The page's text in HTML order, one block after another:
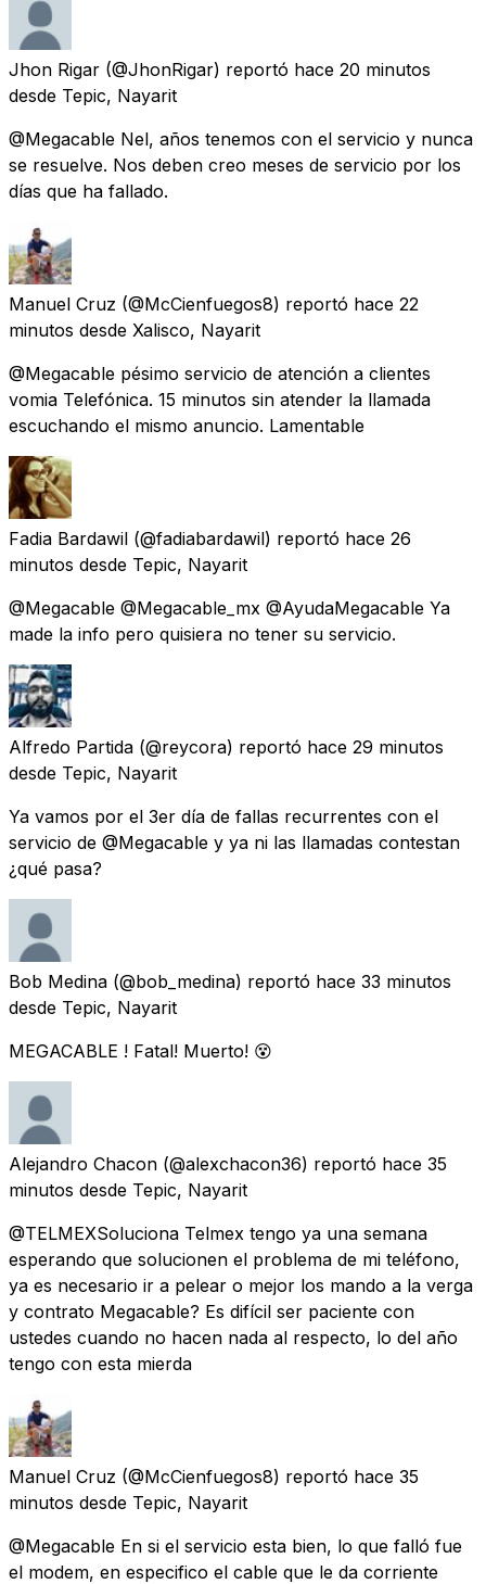
Jhon Rigar (@JhonRigar) reportó hace 20 minutos
desde Tepic, Nayarit
@Megacable Nel, años tenemos con el servicio y nunca
se resuelve. Nos deben creo meses de servicio por los
días que ha fallado.
Manuel Cruz (@McCienfuegos8) reportó hace 22
minutos desde Xalisco, Nayarit
@Megacable pésimo servicio de atención a clientes
vomia Telefónica. 15 minutos sin atender la llamada
escuchando el mismo anuncio. Lamentable
Fadia Bardawil (@fadiabardawil) reportó hace 26
minutos desde Tepic, Nayarit
@Megacable @Megacable_mx @AyudaMegacable Ya
made la info pero quisiera no tener su servicio.
Alfredo Partida (@reycora) reportó hace 29 minutos
desde Tepic, Nayarit
Ya vamos por el 3er día de fallas recurrentes con el
servicio de @Megacable y ya ni las llamadas contestan
¿qué pasa?
Bob Medina (@bob_medina) reportó hace 33 minutos
desde Tepic, Nayarit
MEGACABLE ! Fatal! Muerto! 😵
Alejandro Chacon (@alexchacon36) reportó hace 35
minutos desde Tepic, Nayarit
@TELMEXSoluciona Telmex tengo ya una semana
esperando que solucionen el problema de mi teléfono,
ya es necesario ir a pelear o mejor los mando a la verga
y contrato Megacable? Es difícil ser paciente con
ustedes cuando no hacen nada al respecto, lo del año
tengo con esta mierda
Manuel Cruz (@McCienfuegos8) reportó hace 35
minutos desde Tepic, Nayarit
@Megacable En si el servicio esta bien, lo que falló fue
el modem, en especifico el cable que le da corriente